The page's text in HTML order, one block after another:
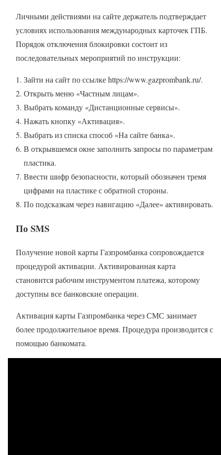
Личными действиями на сайте держатель подтверждает
условиях использования международных карточек ГПБ.
Порядок отключения блокировки состоит из
последовательных мероприятий по инструкции:
Зайти на сайт по ссылке https://www.gazprombank.ru/.
Открыть меню «Частным лицам».
Выбрать команду «Дистанционные сервисы».
Нажать кнопку «Активация».
Выбрать из списка способ «На сайте банка».
В открывшемся окне заполнить запросы по параметрам
пластика.
Ввести шифр безопасности, который обозначен тремя
цифрами на пластике с обратной стороны.
По подсказкам через навигацию «Далее» активировать.
По SMS
Получение новой карты Газпромбанка сопровождается
процедурой активации. Активированная карта
становится рабочим инструментом платежа, которому
доступны все банковские операции.
Активация карты Газпромбанка через СМС занимает
более продолжительное время. Процедура производится с
помощью банкомата.